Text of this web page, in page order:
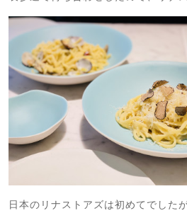
日本のリナストアズは初めてでした